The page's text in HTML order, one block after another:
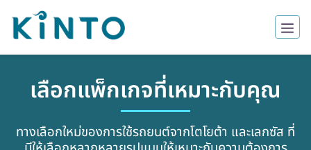
เลือกแพ็กเกจที่เหมาะกับคุณ
ทางเลือกใหม่ของการใช้รถยนต์จากโตโยต้า และเลกซัส ที่